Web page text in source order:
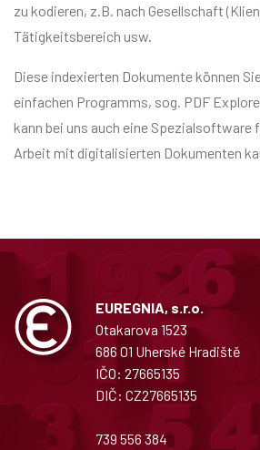
zu kodieren, z.B. nach Gesellschaft
Tätigkeitsbereich usw.
Diese indexierten Dokumente können
einfachen Programms, sog. PDF
kann bei uns auch eine Spezialsoftware
Arbeit mit digitalisierten Dokumenten
EUREGNIA, s.r.o.
Otakarova 1523
686 01 Uherské Hradiště
IČO: 27665135
DIČ: CZ27665135
739 556 384